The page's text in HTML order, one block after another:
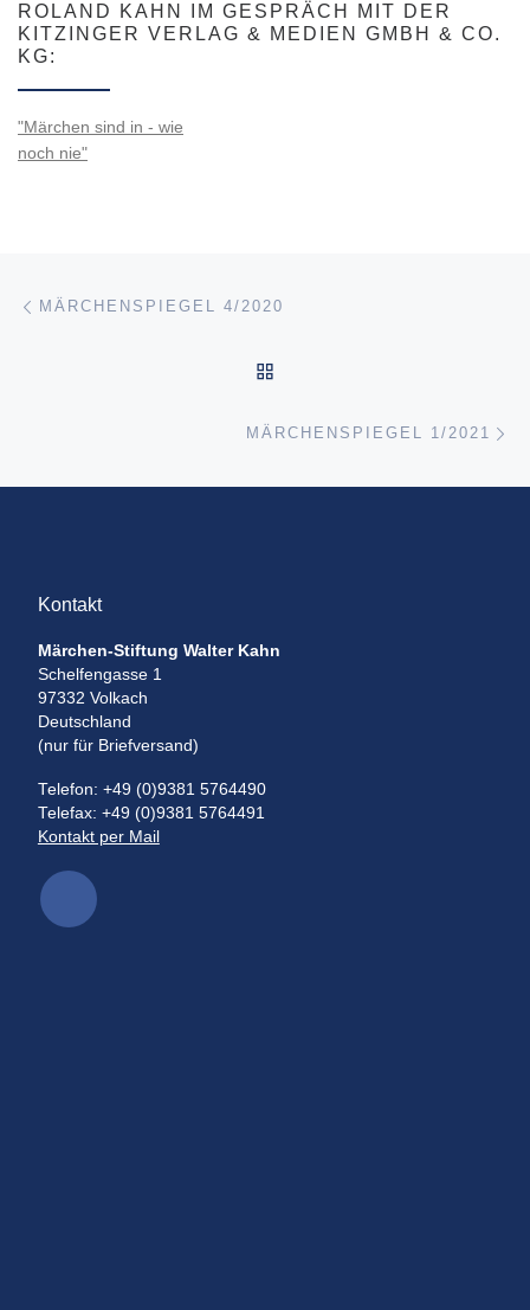
ROLAND KAHN IM GESPRÄCH MIT DER
KITZINGER VERLAG & MEDIEN GMBH & CO.
KG:
"Märchen sind in - wie
noch nie"
Beitragsnavigation
MÄRCHENSPIEGEL 4/2020
MÄRCHENSPIEGEL 1/2021
Kontakt
Märchen-Stiftung Walter Kahn
Schelfengasse 1
97332 Volkach
Deutschland
(nur für Briefversand)
Telefon: +49 (0)9381 5764490
Telefax: +49 (0)9381 5764491
Kontakt per Mail